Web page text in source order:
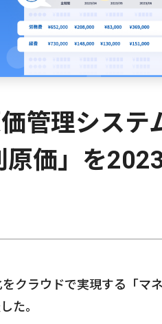
管理システ
価」を
クラウドで実現する「マ
た。